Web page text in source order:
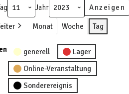
Jahr
Monat Woche Tag
generell
Lager
Online-Veranstaltung
Sonderereignis